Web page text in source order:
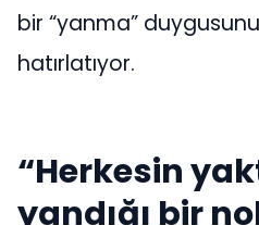
bir “yanma”
hatırlatıyor.
“Herkesin
yandığı bir